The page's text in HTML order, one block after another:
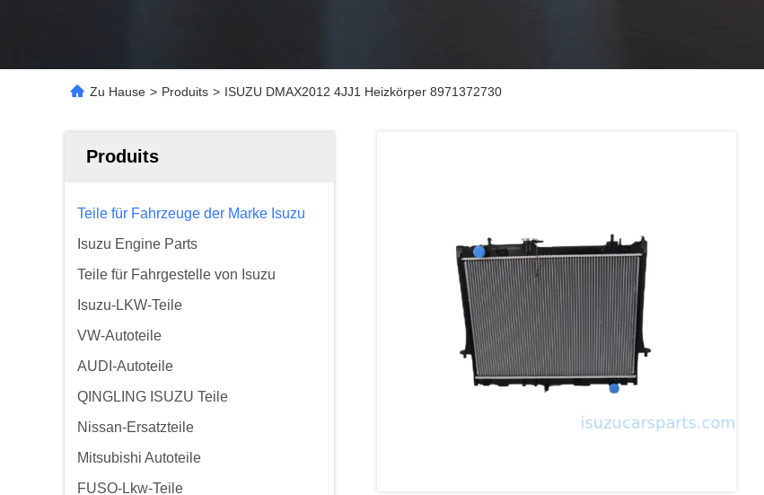
Zu Hause > Produits > ISUZU DMAX2012 4JJ1 Heizkörper 8971372730
Produits
Teile für Fahrzeuge der Marke Isuzu
Isuzu Engine Parts
Teile für Fahrgestelle von Isuzu
Isuzu-LKW-Teile
VW-Autoteile
AUDI-Autoteile
QINGLING ISUZU Teile
Nissan-Ersatzteile
Mitsubishi Autoteile
FUSO-Lkw-Teile